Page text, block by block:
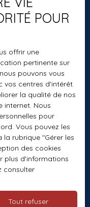
AUX BERGERS
MORIN
POUR
offrir une
pertinente sur
pouvons vous
vos centres d'intérêt.
la qualité de nos
internet. Nous
pour
Vous pouvez les
rubrique ″Gérer les
des cookies
plus d'informations
consulter
Tout refuser